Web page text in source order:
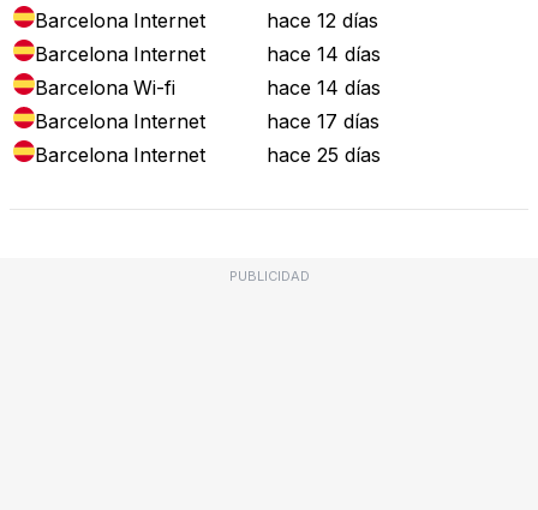
Barcelona Internet
hace 12 días
Barcelona Internet
hace 14 días
Barcelona Wi-fi
hace 14 días
Barcelona Internet
hace 17 días
Barcelona Internet hace 25 días
PUBLICIDAD